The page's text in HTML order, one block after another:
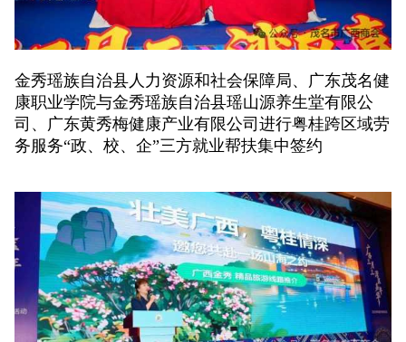
金秀瑶族自治县人力资源和社会保障局、广东茂名健
康职业学院与金秀瑶族自治县瑶山源养生堂有限公
司、广东黄秀梅健康产业有限公司进行粤桂跨区域劳
务服务“政、校、企”三方就业帮扶集中签约